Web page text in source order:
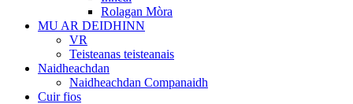
Rolagan Mòra
MU AR DEIDHINN
VR
Teisteanas teisteanais
Naidheachdan
Naidheachdan Companaidh
Cuir fios